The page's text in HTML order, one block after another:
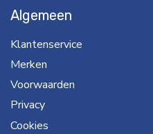
Algemeen
Klantenservice
Merken
Voorwaarden
Privacy
Cookies